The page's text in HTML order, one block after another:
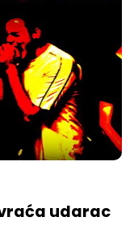
udarac